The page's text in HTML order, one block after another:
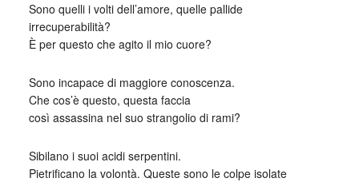
Sono quelli i volti dell’amore, quelle pallide
irrecuperabilità?
È per questo che agito il mio cuore?
Sono incapace di maggiore conoscenza.
Che cos’è questo, questa faccia
così assassina nel suo strangolio di rami?
Sibilano i suoi acidi serpentini.
Pietrificano la volontà. Queste sono le colpe isolate